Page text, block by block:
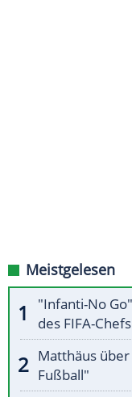
Meistgelesen
"Infanti-No
des FIFA-Chefs
Matthäus
Fußball"